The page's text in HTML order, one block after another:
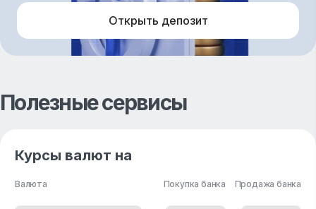
Открыть депозит
Полезные сервисы
Курсы валют на
Валюта Покупка банка Продажа банка